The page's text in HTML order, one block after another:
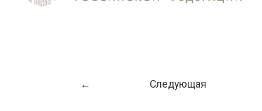
←
Следующая